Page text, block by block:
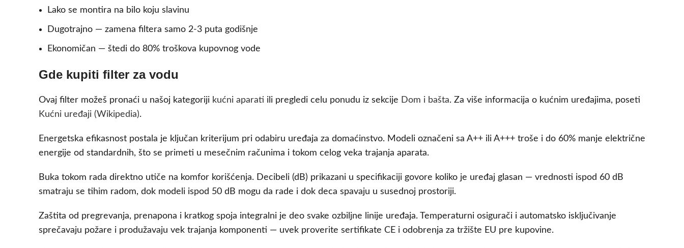
Lako se montira na bilo koju slavinu
Dugotrajno — zamena filtera samo 2-3 puta godišnje
Ekonomičan — štedi do 80% troškova kupovnog vode
Gde kupiti filter za vodu
Ovaj filter možeš pronaći u našoj kategoriji kućni aparati ili pregledi celu ponudu iz sekcije Dom i bašta. Za više informacija o kućnim uređajima, poseti
Kućni uređaji (Wikipedia).
Energetska efikasnost postala je ključan kriterijum pri odabiru uređaja za domaćinstvo. Modeli označeni sa A++ ili A+++ troše i do 60% manje električne
energije od standardnih, što se primeti u mesečnim računima i tokom celog veka trajanja aparata.
Buka tokom rada direktno utiče na komfor korišćenja. Decibeli (dB) prikazani u specifikaciji govore koliko je uređaj glasan — vrednosti ispod 60 dB
smatraju se tihim radom, dok modeli ispod 50 dB mogu da rade i dok deca spavaju u susednoj prostoriji.
Zaštita od pregrevanja, prenapona i kratkog spoja integralni je deo svake ozbiljne linije uređaja. Temperaturni osigurači i automatsko isključivanje
sprečavaju požare i produžavaju vek trajanja komponenti — uvek proverite sertifikate CE i odobrenja za tržište EU pre kupovine.